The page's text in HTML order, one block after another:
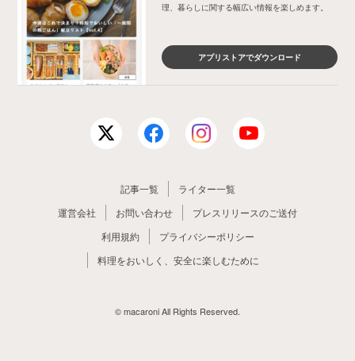
理、暮らしに関する幅広い情報を楽しめます。
アプリストアでダウンロード
記事一覧
ライター一覧
運営会社
お問い合わせ
プレスリリースのご送付
利用規約
プライバシーポリシー
料理をおいしく、安全に楽しむために
© macaroni All Rights Reserved.